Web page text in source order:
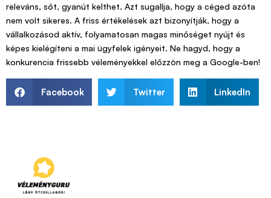
releváns, sőt, gyanút kelthet. Azt sugallja, hogy a céged azóta
nem volt sikeres. A friss értékelések azt bizonyítják, hogy a
vállalkozásod aktív, folyamatosan magas minőséget nyújt és
képes kielégíteni a mai ügyfelek igényeit. Ne hagyd, hogy a
konkurencia frissebb véleményekkel előzzön meg a Google-ben!
Facebook Twitter LinkedIn